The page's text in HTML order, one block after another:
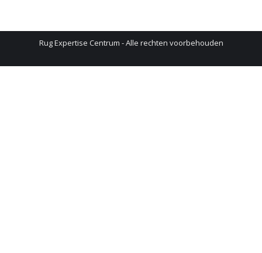
Rug Expertise Centrum - Alle rechten voorbehouden